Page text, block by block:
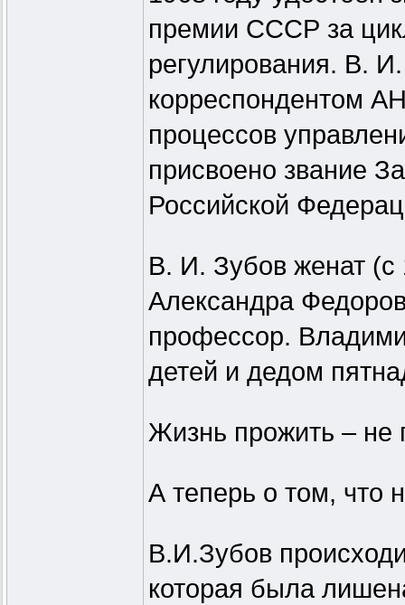
премии СССР за
регулирования. В.
корреспондентом
процессов
присвоено звание
Российской
В. И. Зубов женат (с
Александра
профессор.
детей и дедом
Жизнь прожить – не
А теперь о том,
В.И.Зубов
которая была